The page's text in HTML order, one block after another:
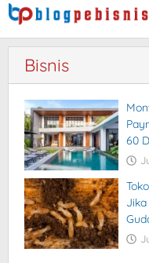
Skip
content
Bisnis
60